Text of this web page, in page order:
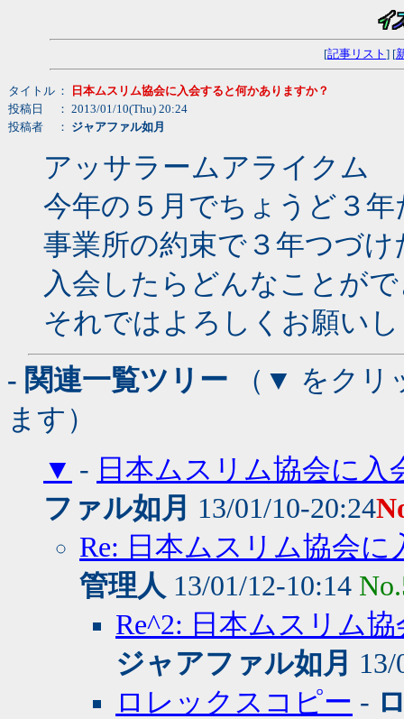
[記事リスト ] [
タイトル ：
日本ムスリム協会に入会すると何かありますか？
投稿日
： 2013/01/10(Thu) 20:24
投稿者
： ジャアファル如月
アッサラームアライクム
今年の５月でちょうど３
事業所の約束で３年つづ
入会したらどんなことが
それではよろしくお願い
- 関連一覧ツリー （▼ をクリ
ます）
▼ - 日本ムスリム協会に
ファル如月 13/01/10-20:24
Re: 日本ムスリム協会
管理人 13/01/12-10:14
Re^2: 日本ムスリム
ジャアファル如月
ロレックスコピー -